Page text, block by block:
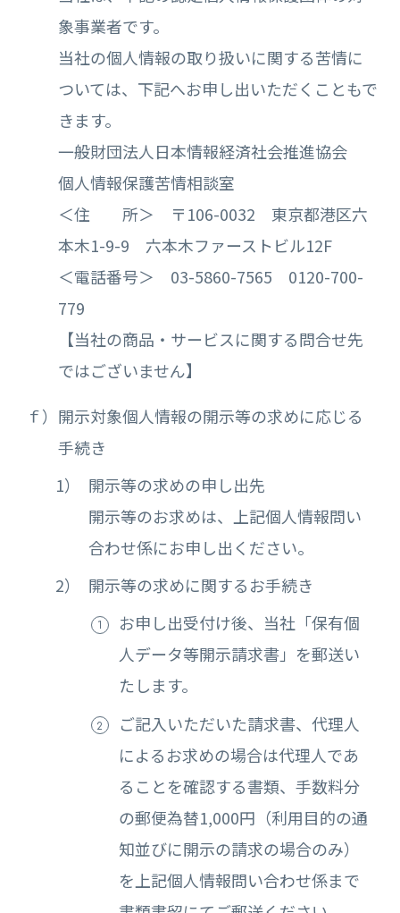
象事業者です。
当社の個人情報の取り扱いに関する苦情に
ついては、下記へお申し出いただくこともで
きます。
一般財団法人日本情報経済社会推進協会
個人情報保護苦情相談室
＜住 所＞ 〒106-0032 東京都港区六
本木1-9-9 六本木ファーストビル12F
＜電話番号＞ 03-5860-7565 0120-700-
779
【当社の商品・サービスに関する問合せ先
ではございません】
ｆ）開示対象個人情報の開示等の求めに応じる
手続き
開示等の求めの申し出先
開示等のお求めは、上記個人情報問い
合わせ係にお申し出ください。
開示等の求めに関するお手続き
お申し出受付け後、当社「保有個
人データ等開示請求書」を郵送い
たします。
ご記入いただいた請求書、代理人
によるお求めの場合は代理人であ
ることを確認する書類、手数料分
の郵便為替1,000円（利用目的の通
知並びに開示の請求の場合のみ）
を上記個人情報問い合わせ係まで